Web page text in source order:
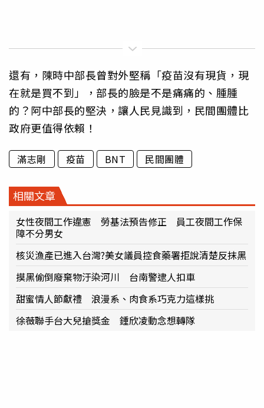
還有，陳時中部長曾對外堅稱「疫苗沒有現貨，現
在就是買不到」，部長的臉是不是痛痛的、腫腫
的？阿中部長的堅決，讓人民見識到，民間團體比
政府更值得依賴！
滿志剛 疫苗 BNT 民間團體
相關文章
女性夜間工作違憲 勞基法預告修正 員工夜間工作保
障不分男女
核災漁產已進入台灣?美女議員控食藥署拒說清楚反抹黑
摸黑偷倒廢棄物汙染河川 台南警逮人扣車
甜蜜情人節獻禮 浪漫系、肉食系巧克力這樣挑
徐薇聯手台大兒搶獎金 鍾欣凌動念想轉隊